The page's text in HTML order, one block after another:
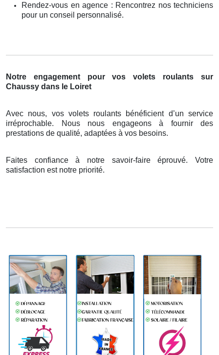
Rendez-vous en agence : Rencontrez nos techniciens
pour un conseil personnalisé.
Notre engagement pour vos volets roulants sur
Chaussy dans le Loiret
Avec nous, vos volets roulants bénéficient d’un service
irréprochable. Nous nous engageons à fournir des
prestations de qualité, adaptées à vos besoins.
Faites confiance à notre savoir-faire éprouvé. Votre
satisfaction est notre priorité.